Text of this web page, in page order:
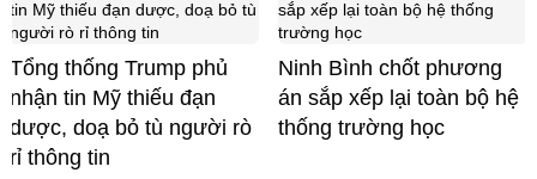
Tổng thống Trump phủ
nhận tin Mỹ thiếu đạn
dược, doạ bỏ tù người rò
rỉ thông tin
Ninh Bình chốt phương
án sắp xếp lại toàn bộ hệ
thống trường học